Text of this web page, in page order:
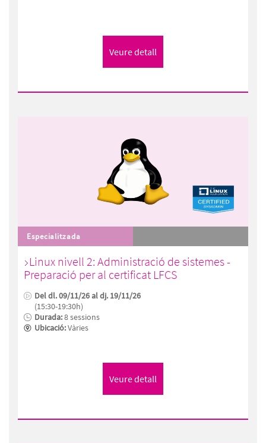
Especialitzada
Linux nivell 2: Administració de sistemes -
Preparació per al certificat LFCS
Del dl. 09/11/26 al dj. 19/11/26
(15:30-19:30h)
Durada:8 sessions
Ubicació:Vàries